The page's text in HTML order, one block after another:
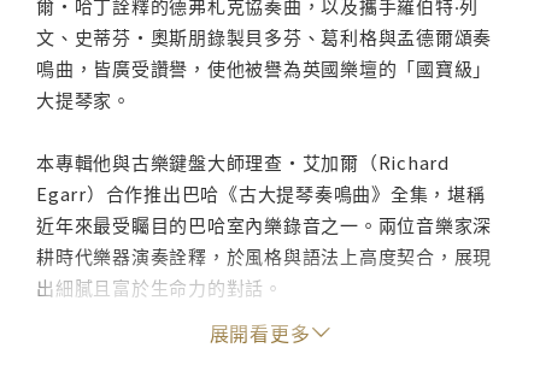
爾・哈丁詮釋的德弗札克協奏曲，以及攜手羅伯特‧列
文、史蒂芬・奧斯朋錄製貝多芬、葛利格與孟德爾頌奏
鳴曲，皆廣受讚譽，使他被譽為英國樂壇的「國寶級」
大提琴家。
本專輯他與古樂鍵盤大師理查・艾加爾（Richard
Egarr）合作推出巴哈《古大提琴奏鳴曲》全集，堪稱
近年來最受矚目的巴哈室內樂錄音之一。兩位音樂家深
耕時代樂器演奏詮釋，於風格與語法上高度契合，展現
出細膩且富於生命力的對話。
專輯以巴哈三首為古大提琴創作的奏鳴曲為核心，並精
展開看更多